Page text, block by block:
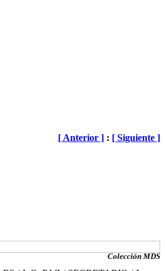
[ Anterior ] : [ Siguiente ]
Colección MDS